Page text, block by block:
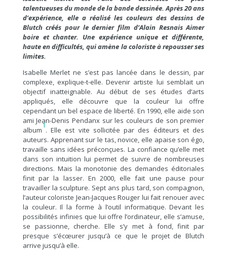
talentueuses du monde de la bande dessinée. Après 20 ans
d’expérience, elle a réalisé les couleurs des dessins de
Blutch créés pour le dernier film d’Alain Resnais Aimer
boire et chanter. Une expérience unique et différente,
haute en difficultés, qui amène la coloriste à repousser ses
limites.
Isabelle Merlet ne s’est pas lancée dans le dessin, par
complexe, explique-t-elle. Devenir artiste lui semblait un
objectif inatteignable. Au début de ses études d’arts
appliqués, elle découvre que la couleur lui offre
cependant un bel espace de liberté. En 1990, elle aide son
ami Jean-Denis Pendanx sur les couleurs de son premier
album
1
. Elle est vite sollicitée par des éditeurs et des
auteurs. Apprenant sur le tas, novice, elle apaise son égo,
travaille sans idées préconçues. La confiance qu’elle met
dans son intuition lui permet de suivre de nombreuses
directions. Mais la monotonie des demandes éditoriales
finit par la lasser. En 2000, elle fait une pause pour
travailler la sculpture. Sept ans plus tard, son compagnon,
l’auteur coloriste Jean-Jacques Rouger lui fait renouer avec
la couleur. Il la forme à l’outil informatique. Devant les
possibilités infinies que lui offre l’ordinateur, elle s’amuse,
se passionne, cherche. Elle s’y met à fond, finit par
presque s’écœurer jusqu’à ce que le projet de Blutch
arrive jusqu’à elle.